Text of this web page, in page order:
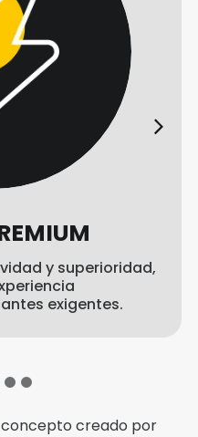
y superioridad,
exigentes.
concepto creado por